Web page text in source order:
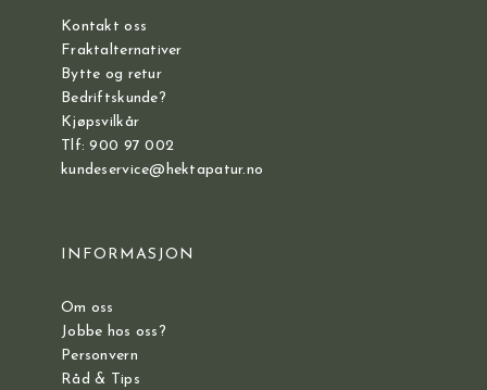
Kontakt oss
Fraktalternativer
Bytte og retur
Bedriftskunde?
Kjøpsvilkår
Tlf: 900 97 002
kundeservice@hektapatur.no
INFORMASJON
Om oss
Jobbe hos oss?
Personvern
Råd & Tips